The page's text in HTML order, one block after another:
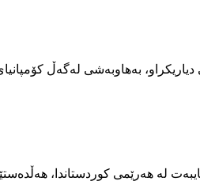
پترۆلیۆمی‌ دیاریكراو، به‌هاوبه‌شی‌ له‌گه‌ڵ
له‌ هه‌رێمی‌ كوردستاندا،